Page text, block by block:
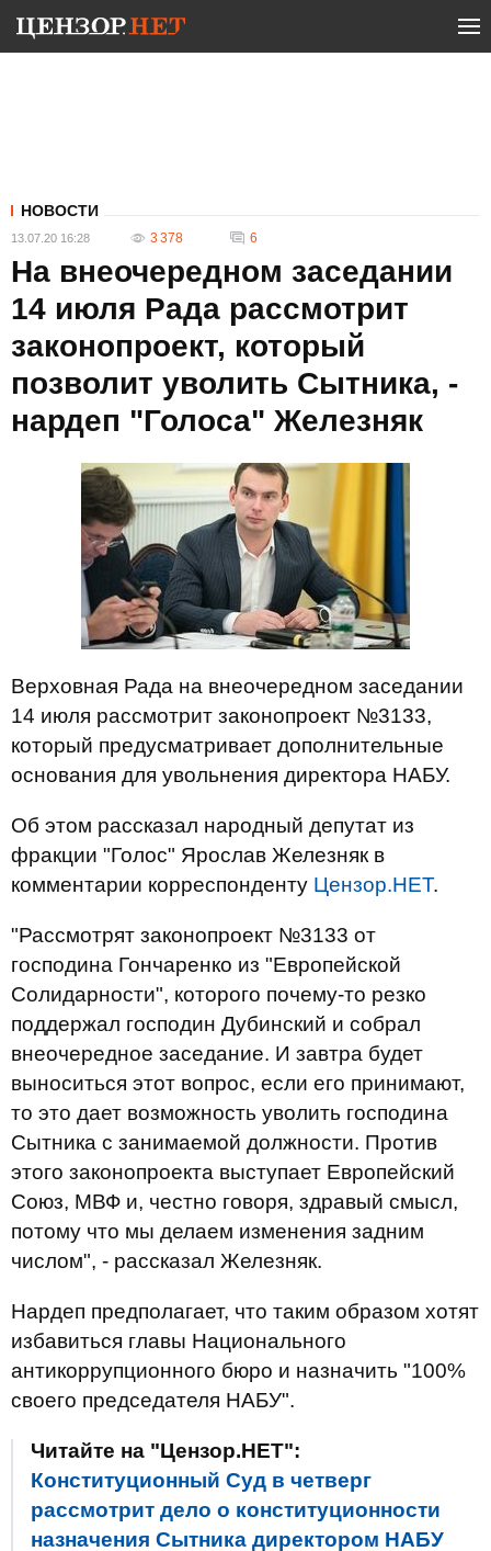
НОВОСТИ
13.07.20 16:28 3 378 6
На внеочередном заседании
14 июля Рада рассмотрит
законопроект, который
позволит уволить Сытника, -
нардеп "Голоса" Железняк
Верховная Рада на внеочередном заседании
14 июля рассмотрит законопроект №3133,
который предусматривает дополнительные
основания для увольнения директора НАБУ.
Об этом рассказал народный депутат из
фракции "Голос" Ярослав Железняк в
комментарии корреспонденту Цензор.НЕТ.
"Рассмотрят законопроект №3133 от
господина Гончаренко из "Европейской
Солидарности", которого почему-то резко
поддержал господин Дубинский и собрал
внеочередное заседание. И завтра будет
выноситься этот вопрос, если его принимают,
то это дает возможность уволить господина
Сытника с занимаемой должности. Против
этого законопроекта выступает Европейский
Союз, МВФ и, честно говоря, здравый смысл,
потому что мы делаем изменения задним
числом", - рассказал Железняк.
Нардеп предполагает, что таким образом хотят
избавиться главы Национального
антикоррупционного бюро и назначить "100%
своего председателя НАБУ".
Читайте на "Цензор.НЕТ":
Конституционный Суд в четверг
рассмотрит дело о конституционности
назначения Сытника директором НАБУ